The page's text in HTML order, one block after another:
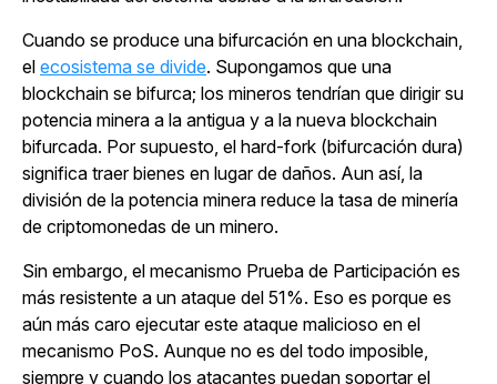
Cuando se produce una bifurcación en una blockchain,
el ecosistema se divide. Supongamos que una
blockchain se bifurca; los mineros tendrían que dirigir su
potencia minera a la antigua y a la nueva blockchain
bifurcada. Por supuesto, el hard-fork (bifurcación dura)
significa traer bienes en lugar de daños. Aun así, la
división de la potencia minera reduce la tasa de minería
de criptomonedas de un minero.
Sin embargo, el mecanismo Prueba de Participación es
más resistente a un ataque del 51%. Eso es porque es
aún más caro ejecutar este ataque malicioso en el
mecanismo PoS. Aunque no es del todo imposible,
siempre y cuando los atacantes puedan soportar el